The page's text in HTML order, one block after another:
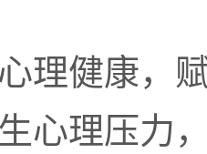
理健康，
心理压力